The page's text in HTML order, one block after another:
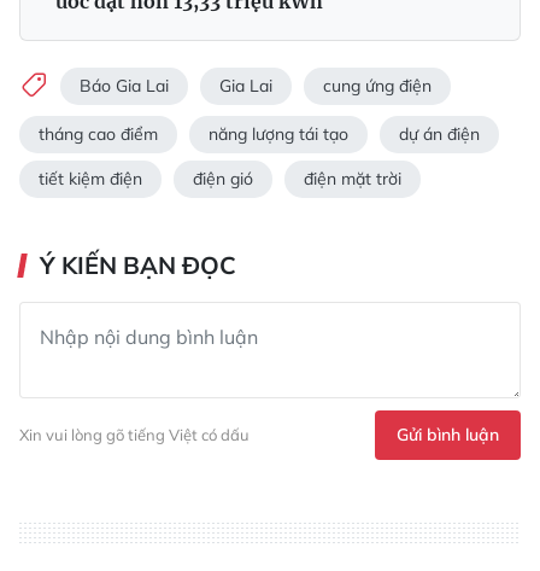
Báo Gia Lai Gia Lai cung ứng điện
tháng cao điểm năng lượng tái tạo dự án điện
tiết kiệm điện điện gió điện mặt trời
Ý KIẾN BẠN ĐỌC
Xin vui lòng gõ tiếng Việt có dấu Gửi bình luận